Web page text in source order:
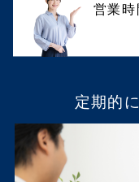
営業
定期的